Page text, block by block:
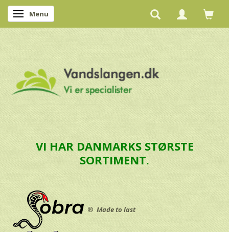
Skifte navigation
Menu
VI HAR DANMARKS STØRSTE
SORTIMENT.
® Made to last